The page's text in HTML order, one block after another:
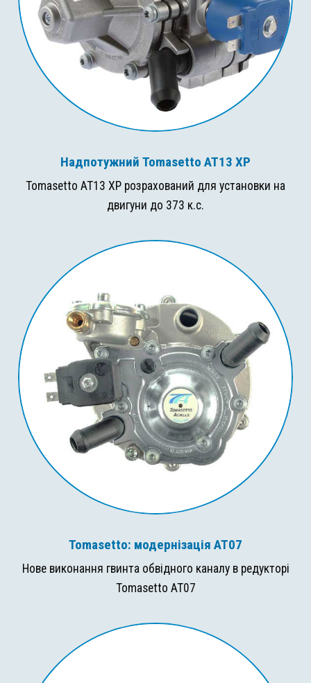
Надпотужний Tomasetto AT13 XP
Tomasetto AT13 XP розрахований для установки на
двигуни до 373 к.с.
Tomasetto: модернізація AT07
Нове виконання гвинта обвідного каналу в редукторі
Tomasetto AT07